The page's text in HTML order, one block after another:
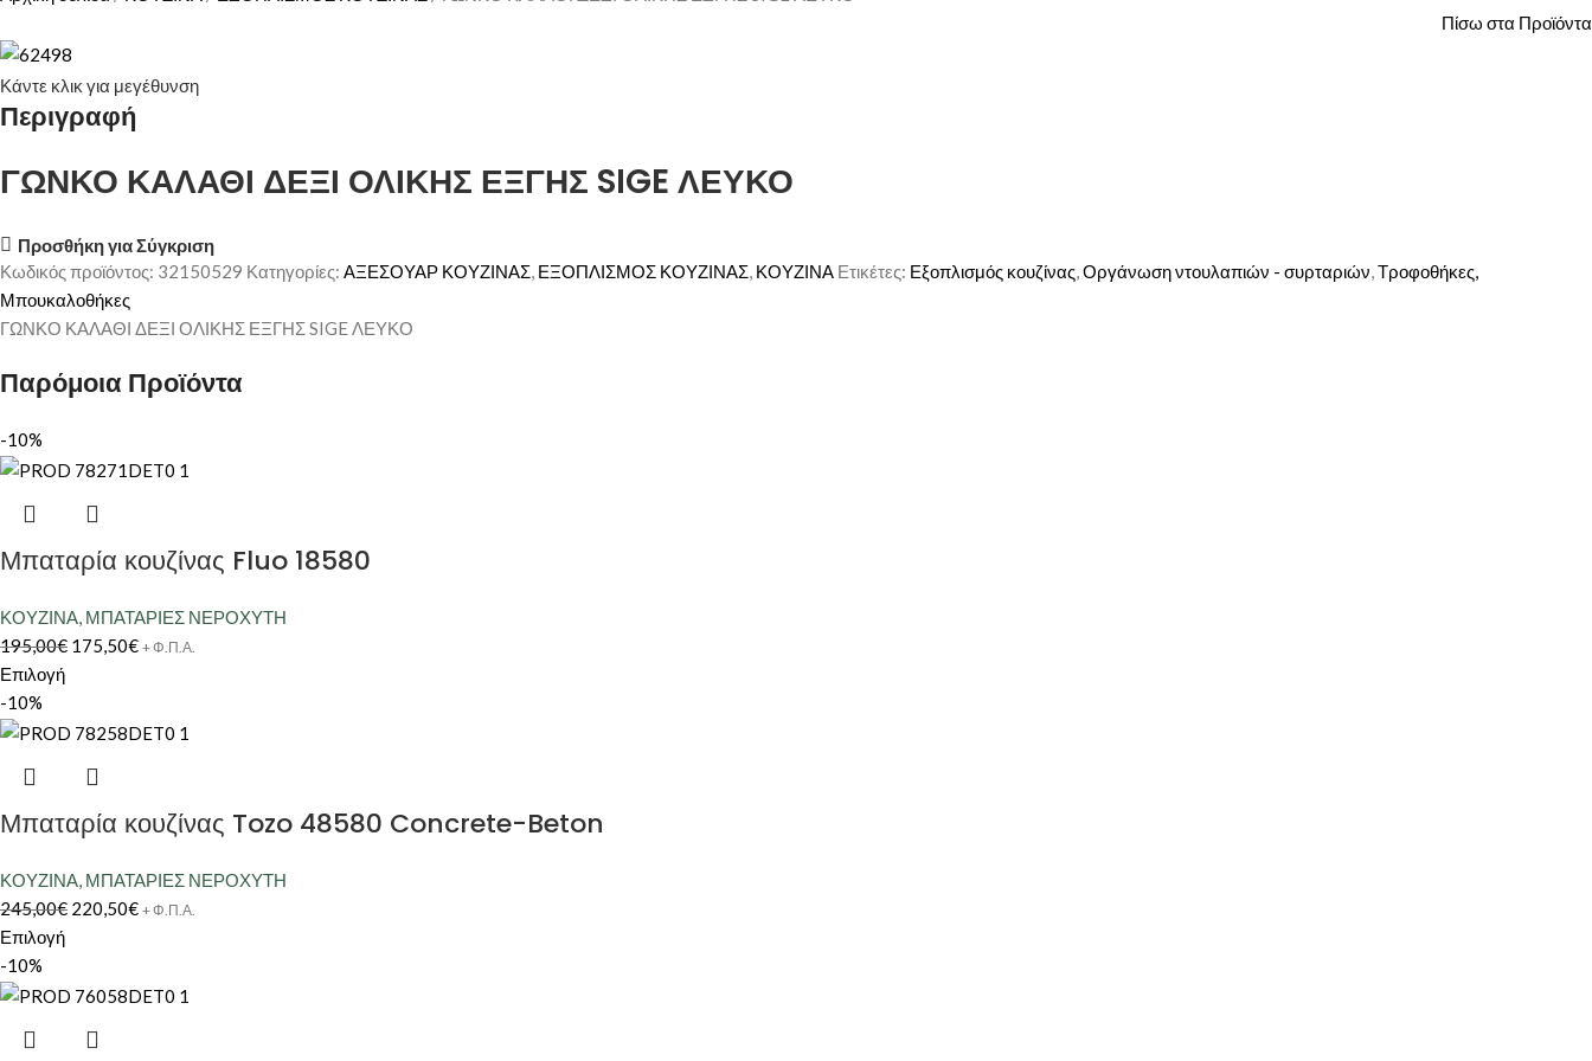
Πίσω στα Προϊόντα
Κάντε κλικ για μεγέθυνση
Περιγραφή
ΓΩΝΚΟ ΚΑΛΑΘΙ ΔΕΞΙ ΟΛΙΚΗΣ ΕΞΓΗΣ SIGE ΛΕΥΚΟ
Προσθήκη για Σύγκριση
Κωδικός προϊόντος: 32150529 Κατηγορίες: ΑΞΕΣΟΥΑΡ ΚΟΥΖΙΝΑΣ, ΕΞΟΠΛΙΣΜΟΣ ΚΟΥΖΙΝΑΣ, ΚΟΥΖΙΝΑ Ετικέτες: Εξοπλισμός κουζίνας,Οργάνωση ντουλαπιών - συρταριών,Τροφοθήκες,
Μπουκαλοθήκες
ΓΩΝΚΟ ΚΑΛΑΘΙ ΔΕΞΙ ΟΛΙΚΗΣ ΕΞΓΗΣ SIGE ΛΕΥΚΟ
Παρόμοια Προϊόντα
-10%
Μπαταρία κουζίνας Fluo 18580
ΚΟΥΖΙΝΑ, ΜΠΑΤΑΡΙΕΣ ΝΕΡΟΧΥΤΗ
195,00€ 175,50€ + Φ.Π.Α.
Επιλογή
-10%
Μπαταρία κουζίνας Tozo 48580 Concrete-Beton
ΚΟΥΖΙΝΑ, ΜΠΑΤΑΡΙΕΣ ΝΕΡΟΧΥΤΗ
245,00€ 220,50€ + Φ.Π.Α.
Επιλογή
-10%